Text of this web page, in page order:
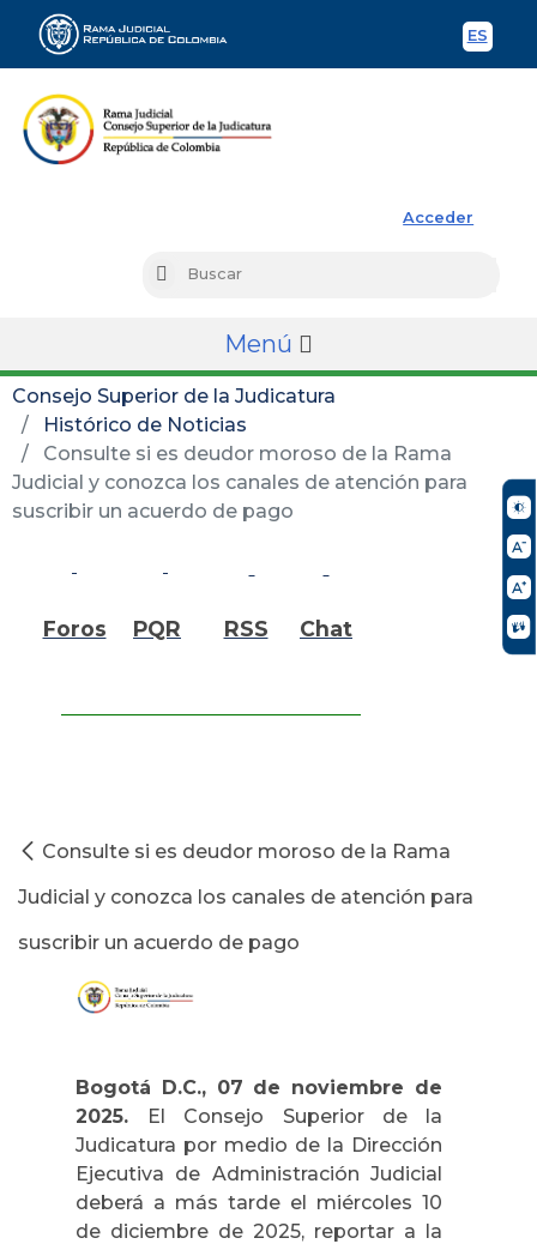
ES
Acceder
Buscar
Menú
Consejo Superior de la Judicatura
Histórico de Noticias
Consulte si es deudor moroso de la Rama
Judicial y conozca los canales de atención para
suscribir un acuerdo de pago
Foros PQR RSS Chat
Consulte si es deudor moroso de la Rama
Judicial y conozca los canales de atención para
suscribir un acuerdo de pago
Bogotá D.C., 07 de noviembre de
2025. El Consejo Superior de la
Judicatura por medio de la Dirección
Ejecutiva de Administración Judicial
deberá a más tarde el miércoles 10
de diciembre de 2025, reportar a la